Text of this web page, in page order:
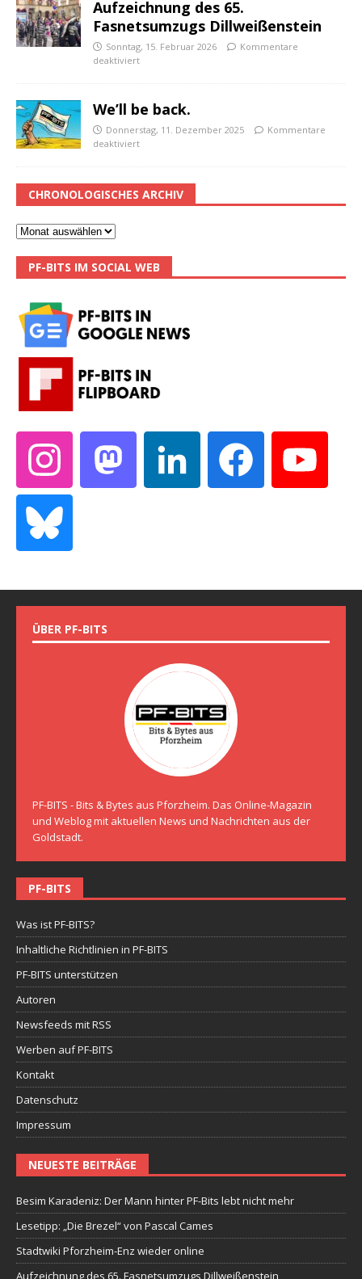
Aufzeichnung des 65.
Fasnetsumzugs Dillweißenstein
Sonntag, 15. Februar 2026
Kommentare
deaktiviert
We’ll be back.
Donnerstag, 11. Dezember 2025
Kommentare
deaktiviert
CHRONOLOGISCHES ARCHIV
PF-BITS IM SOCIAL WEB
ÜBER PF-BITS
PF-BITS - Bits & Bytes aus Pforzheim. Das Online-Magazin
und Weblog mit aktuellen News und Nachrichten aus der
Goldstadt.
PF-BITS
Was ist PF-BITS?
Inhaltliche Richtlinien in PF-BITS
PF-BITS unterstützen
Autoren
Newsfeeds mit RSS
Werben auf PF-BITS
Kontakt
Datenschutz
Impressum
NEUESTE BEITRÄGE
Besim Karadeniz: Der Mann hinter PF-Bits lebt nicht mehr
Lesetipp: „Die Brezel“ von Pascal Cames
Stadtwiki Pforzheim-Enz wieder online
Aufzeichnung des 65. Fasnetsumzugs Dillweißenstein